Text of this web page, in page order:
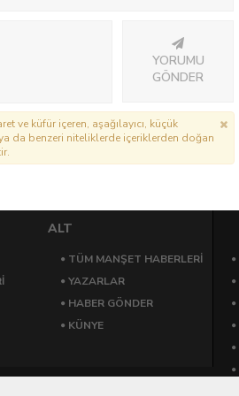
YORUMU
GÖNDER
ve küfür içeren, aşağılayıcı, küçük
da benzeri niteliklerde içeriklerden doğan
ALT
TÜM MANŞET HABERLERİ
YAZARLAR
HABER GÖNDER
KÜNYE